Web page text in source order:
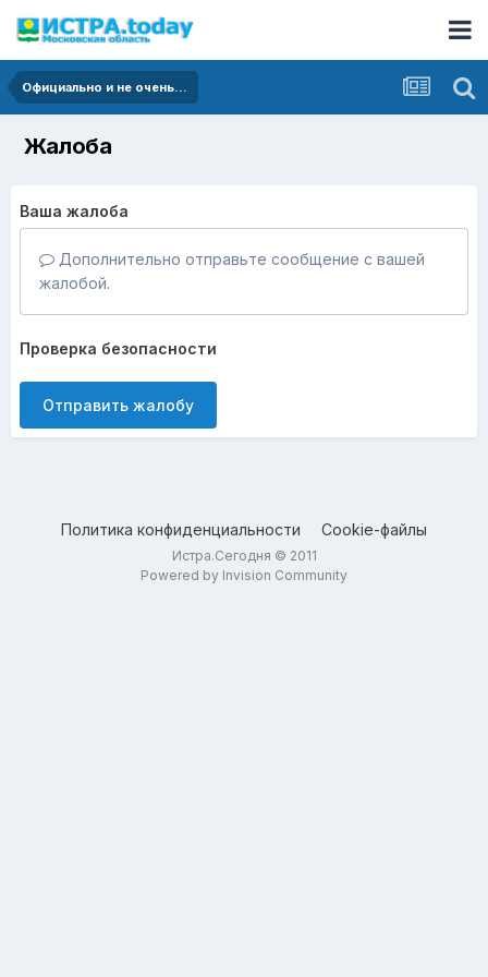
Официально и не очень...
Жалоба
Ваша жалоба
Дополнительно отправьте сообщение с вашей
жалобой.
Проверка безопасности
Отправить жалобу
Политика конфиденциальности Cookie-файлы
Истра.Сегодня © 2011
Powered by Invision Community